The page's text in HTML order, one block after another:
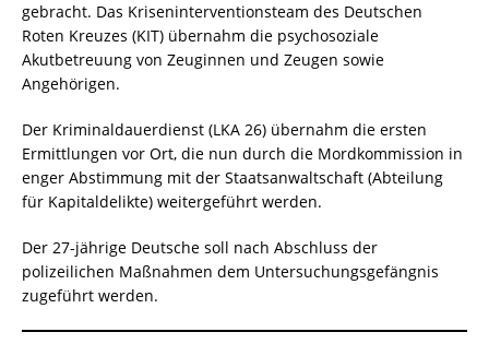
gebracht. Das Kriseninterventionsteam des Deutschen
Roten Kreuzes (KIT) übernahm die psychosoziale
Akutbetreuung von Zeuginnen und Zeugen sowie
Angehörigen.
Der Kriminaldauerdienst (LKA 26) übernahm die ersten
Ermittlungen vor Ort, die nun durch die Mordkommission in
enger Abstimmung mit der Staatsanwaltschaft (Abteilung
für Kapitaldelikte) weitergeführt werden.
Der 27-jährige Deutsche soll nach Abschluss der
polizeilichen Maßnahmen dem Untersuchungsgefängnis
zugeführt werden.